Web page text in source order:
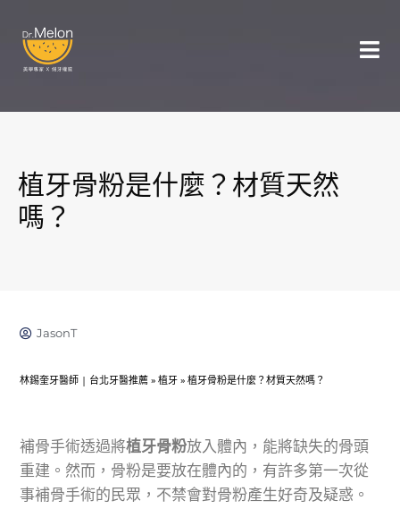
植牙骨粉是什麼？材質天然
嗎？
JasonT
林錫奎牙醫師 | 台北牙醫推薦 » 植牙 » 植牙骨粉是什麼？材質天然嗎？
補骨手術透過將植牙骨粉放入體內，能將缺失的骨頭
重建。然而，骨粉是要放在體內的，有許多第一次從
事補骨手術的民眾，不禁會對骨粉產生好奇及疑惑。